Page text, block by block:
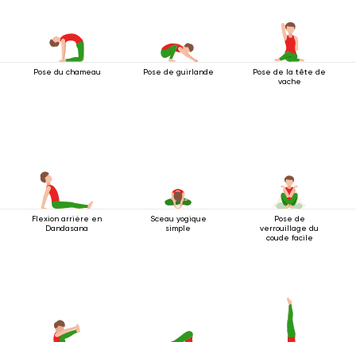
Pose du chameau Pose de guirlande
Pose de la tête de
vache
Flexion arrière en
Dandasana
Sceau yogique
simple
Pose de
verrouillage du
coude facile